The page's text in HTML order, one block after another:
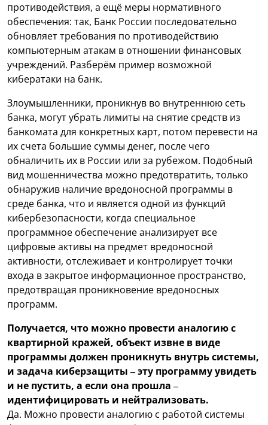
противодействия, а ещё меры нормативного
обеспечения: так, Банк России последовательно
обновляет требования по противодействию
компьютерным атакам в отношении финансовых
учреждений. Разберём пример возможной
кибератаки на банк.
Злоумышленники, проникнув во внутреннюю сеть
банка, могут убрать лимиты на снятие средств из
банкомата для конкретных карт, потом перевести на
их счета большие суммы денег, после чего
обналичить их в России или за рубежом. Подобный
вид мошенничества можно предотвратить, только
обнаружив наличие вредоносной программы в
среде банка, что и является одной из функций
кибербезопасности, когда специальное
программное обеспечение анализирует все
цифровые активы на предмет вредоносной
активности, отслеживает и контролирует точки
входа в закрытое информационное пространство,
предотвращая проникновение вредоносных
программ.
Получается, что можно провести аналогию с
квартирной кражей, объект извне в виде
программы должен проникнуть внутрь системы,
и задача киберзащиты – эту программу увидеть
и не пустить, а если она прошла –
идентифицировать и нейтрализовать.
Да. Можно провести аналогию с работой системы